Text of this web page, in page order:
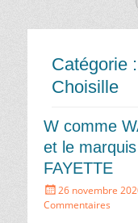
Catégorie :
Choisille
W comme
et le
FAYETTE
Écrit
le
26 novembre
Commentaires